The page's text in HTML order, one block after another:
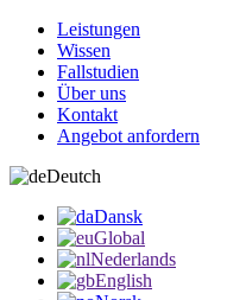
Leistungen
Wissen
Fallstudien
Über uns
Kontakt
Angebot anfordern
Deutch
Dansk
Global
Nederlands
English